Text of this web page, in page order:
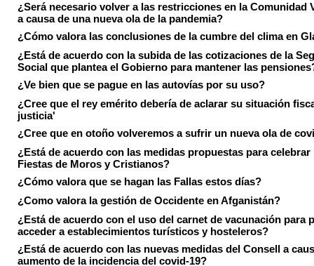
¿Será necesario volver a las restricciones en la Comunidad
a causa de una nueva ola de la pandemia?
¿Cómo valora las conclusiones de la cumbre del clima en
¿Está de acuerdo con la subida de las cotizaciones de la
Social que plantea el Gobierno para mantener las
¿Ve bien que se pague en las autovías por su uso?
¿Cree que el rey emérito debería de aclarar su situación
justicia'
¿Cree que en otoño volveremos a sufrir un nueva ola de
¿Está de acuerdo con las medidas propuestas para celebrar
Fiestas de Moros y Cristianos?
¿Cómo valora que se hagan las Fallas estos días?
¿Como valora la gestión de Occidente en Afganistán?
¿Está de acuerdo con el uso del carnet de vacunación para
acceder a establecimientos turísticos y hosteleros?
¿Está de acuerdo con las nuevas medidas del Consell a
aumento de la incidencia del covid-19?